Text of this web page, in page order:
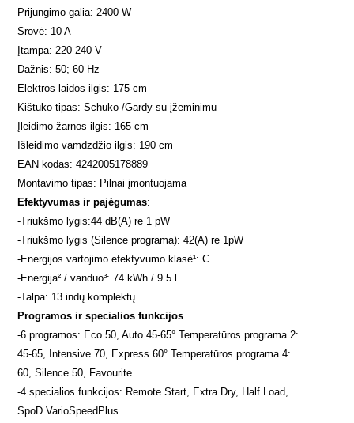
Prijungimo galia: 2400 W
Srovė: 10 A
Įtampa: 220-240 V
Dažnis: 50; 60 Hz
Elektros laidos ilgis: 175 cm
Kištuko tipas: Schuko-/Gardy su įžeminimu
Įleidimo žarnos ilgis: 165 cm
Išleidimo vamdzdžio ilgis: 190 cm
EAN kodas: 4242005178889
Montavimo tipas: Pilnai įmontuojama
Efektyvumas ir pajėgumas:
-Triukšmo lygis:44 dB(A) re 1 pW
-Triukšmo lygis (Silence programa): 42(A) re 1pW
-Energijos vartojimo efektyvumo klasė¹: C
-Energija² / vanduo³: 74 kWh / 9.5 l
-Talpa: 13 indų komplektų
Programos ir specialios funkcijos
-6 programos: Eco 50, Auto 45-65° Temperatūros programa 2:
45-65, Intensive 70, Express 60° Temperatūros programa 4:
60, Silence 50, Favourite
-4 specialios funkcijos: Remote Start, Extra Dry, Half Load,
SpoD VarioSpeedPlus